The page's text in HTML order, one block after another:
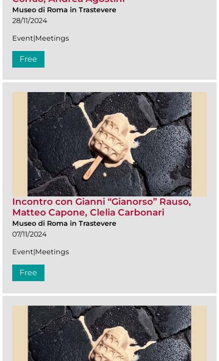
Museo di Roma in Trastevere
28/11/2024
Event|Meetings
Free
Incontro con Gianni “Gianorso” Rauso,
Matteo Capone, Clelia Carbonari
Museo di Roma in Trastevere
07/11/2024
Event|Meetings
Free